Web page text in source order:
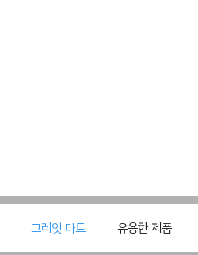
그레잇 마트 유용한 제품